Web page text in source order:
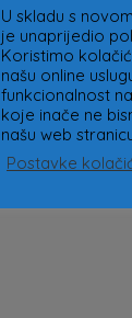
U skladu s
je unaprijedio
Koristimo
našu online
funkcionalnost
koje inače ne
našu web
Postavke